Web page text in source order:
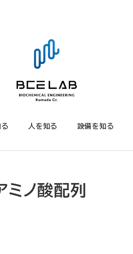
人を知る 設備を知る
ノ酸配列